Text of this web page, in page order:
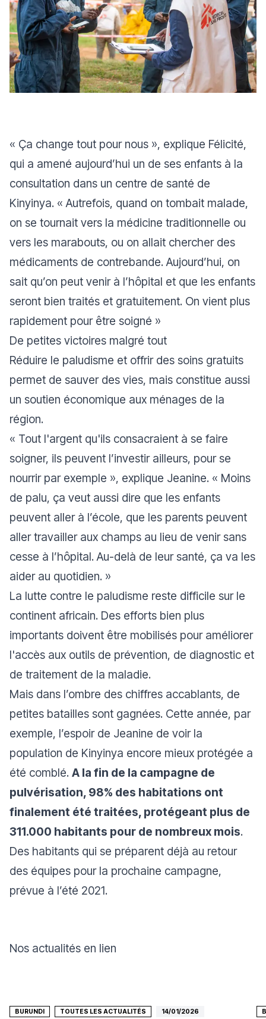
« Ça change tout pour nous », explique Félicité,
qui a amené aujourd’hui un de ses enfants à la
consultation dans un centre de santé de
Kinyinya. «Autrefois, quand on tombait malade,
on se tournait vers la médicine traditionnelle ou
vers les marabouts, ou on allait chercher des
médicaments de contrebande. Aujourd’hui, on
sait qu’on peut venir à l’hôpital et que les enfants
seront bien traités et gratuitement. On vient plus
rapidement pour être soigné »
De petites victoires malgré tout
Réduire le paludisme et offrir des soins gratuits
permet de sauver des vies, mais constitue aussi
un soutien économique aux ménages de la
région.
« Tout l'argent qu'ils consacraient à se faire
soigner, ils peuvent l’investir ailleurs, pour se
nourrir par exemple », explique Jeanine. « Moins
de palu, ça veut aussi dire que les enfants
peuvent aller à l’école, que les parents peuvent
aller travailler aux champs au lieu de venir sans
cesse à l’hôpital. Au-delà de leur santé, ça va les
aider au quotidien. »
La lutte contre le paludisme reste difficile sur le
continent africain. Des efforts bien plus
importants doivent être mobilisés pour améliorer
l'accès aux outils de prévention, de diagnostic et
de traitement de la maladie.
Mais dans l’ombre des chiffres accablants, de
petites batailles sont gagnées. Cette année, par
exemple, l’espoir de Jeanine de voir la
population de Kinyinya encore mieux protégée a
été comblé. A la fin de la campagne de
pulvérisation, 98% des habitations ont
finalement été traitées, protégeant plus de
311.000 habitants pour de nombreux mois.
Des habitants qui se préparent déjà au retour
des équipes pour la prochaine campagne,
prévue à l’été 2021.
Nos actualités en lien
BURUNDI TOUTES LES ACTUALITÉS 14/01/2026